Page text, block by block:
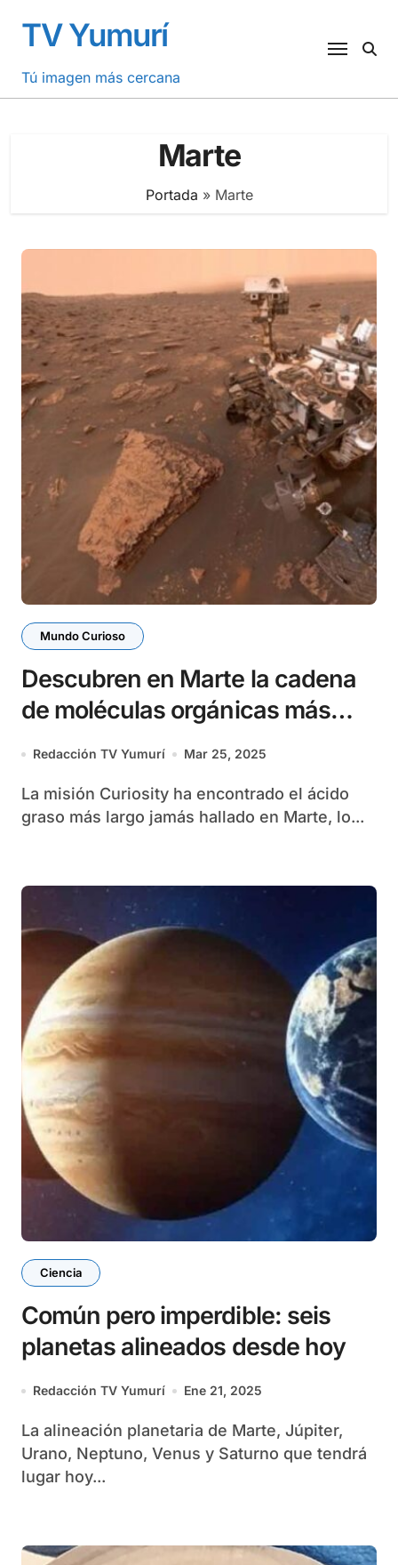
contenido
TV Yumurí
Tú imagen más cercana
Marte
Portada » Marte
Mundo Curioso
Descubren en Marte la cadena
de moléculas orgánicas más
larga y antigua, con 3 700
Redacción TV Yumurí Mar 25, 2025
La misión Curiosity ha encontrado el ácido
graso más largo jamás hallado en Marte, lo...
Ciencia
Común pero imperdible: seis
planetas alineados desde hoy
Redacción TV Yumurí Ene 21, 2025
La alineación planetaria de Marte, Júpiter,
Urano, Neptuno, Venus y Saturno que tendrá
lugar hoy...